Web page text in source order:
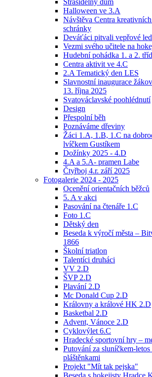
Strašidelný dům
Halloween ve 3.A
Návštěva Centra
schránky
Deváťáci pitvali vepřové
Vezmi svého učitele na
Hudební pohádka 1. a 2.
Centra aktivit ve 4.C
2.A Tematický den LES
Slavnostní inaugurace
13. října 2025
Svatováclavské poohlédnutí
Design
Přespolní běh
Poznáváme dřeviny
Žáci 1.A, 1.B, 1.C na
lvíčkem Gustíkem
Dožínky 2025 - 4.D
4.A a 5.A- pramen Labe
Čtyřboj 4.r. září 2025
Fotogalerie 2024 - 2025
Ocenění orientačních běžců
5. A v akci
Pasování na čtenáře 1.C
Foto 1.C
Dětský den
Beseda k výročí města –
1866
Školní triatlon
Talentíci druháci
VV 2.D
ŠVP 2.D
Plavání 2.D
Mc Donald Cup 2.D
Královny a králové HK 2.D
Basketbal 2.D
Advent, Vánoce 2.D
Cyklovýlet 6.C
Hradecké sportovní hry –
Putování za sluníčkem-
pláštěnkami
Projekt "Mít tak pejska"